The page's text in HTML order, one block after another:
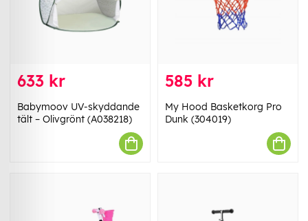
633 kr
Babymoov UV-skyddande
tält – Olivgrönt (A038218)
585 kr
My Hood Basketkorg Pro
Dunk (304019)